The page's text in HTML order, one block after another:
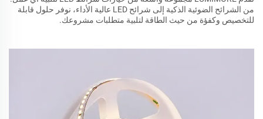
من الشرائح الضوئية الذكية إلى شرائح LED عالية الأداء، نوفر حلول قابلة
للتخصيص وكفؤة من حيث الطاقة لتلبية متطلبات مشروعك.